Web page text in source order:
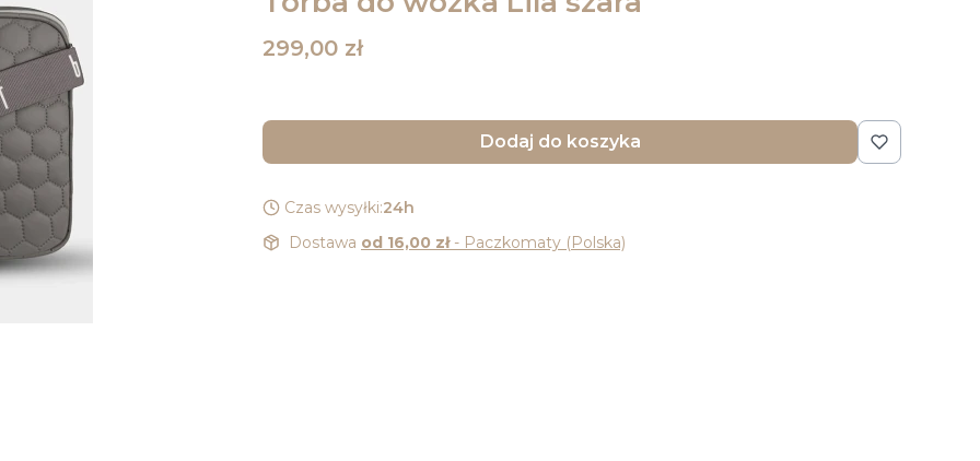
Cena
299,00 zł
Dodaj do koszyka
Czas wysyłki:24h
Dostawa od 16,00 zł - Paczkomaty (Polska)